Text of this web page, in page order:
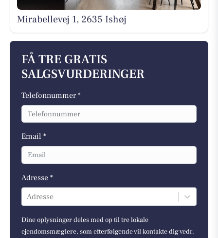
Mirabellevej 1, 2635 Ishøj
FÅ TRE GRATIS
SALGSVURDERINGER
Telefonnummer *
Email *
Adresse *
Adresse
Dine oplysninger deles med op til tre lokale
ejendomsmæglere, som efterfølgende vil kontakte dig vedr.